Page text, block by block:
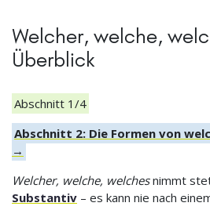
Welcher, welche,
Überblick
Abschnitt 1/4
Abschnitt 2: Die Formen von
→
Welcher, welche, welchesnimmt
Substantiv – es kann nie nach